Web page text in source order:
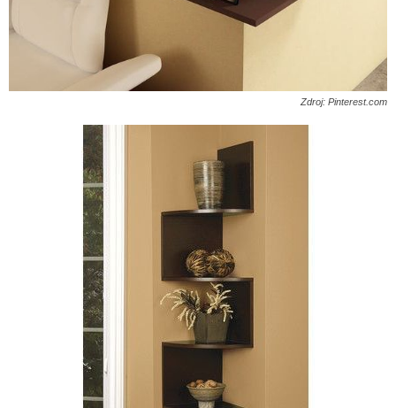
Zdroj: Pinterest.com